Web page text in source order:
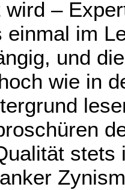
wird –
einmal im
und
wie in